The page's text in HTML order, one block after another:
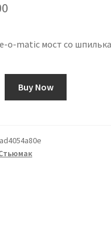
o-matic мост со
Buy Now